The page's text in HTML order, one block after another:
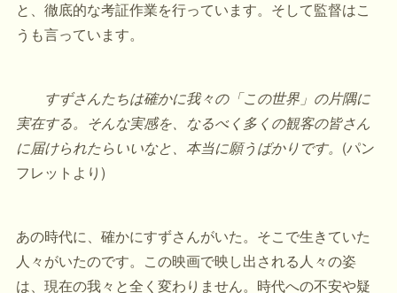
と、徹底的な考証作業を行っています。そして監督はこ
うも言っています。
すずさんたちは確かに我々の「この世界」の片隅に
実在する。そんな実感を、なるべく多くの観客の皆さん
に届けられたらいいなと、本当に願うばかりです。 (パン
フレットより)
あの時代に、確かにすずさんがいた。そこで生きていた
人々がいたのです。この映画で映し出される人々の姿
は、現在の我々と全く変わりません。時代への不安や疑